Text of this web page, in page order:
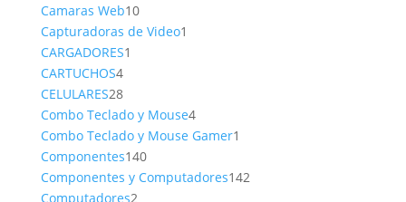
Camaras Web1010
productos
Capturadoras de Video1
CARGADORES1
CARTUCHOS44
productos
CELULARES2828
productos
Combo Teclado y Mouse44
productos
Combo Teclado y Mouse Gamer1
Componentes140140
productos
Componentes y Computadores142142
Computadores22